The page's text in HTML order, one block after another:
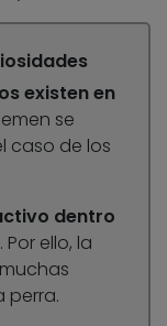
existen en
se
caso de los
dentro
. Por ello, la
perra.